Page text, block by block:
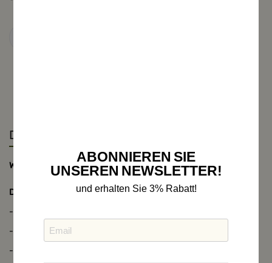
Details
Wildbocklederhose mit Gürtel, rinde
Detail:
- kurze Lederhose
- verstellbarer Hosenbund durch (Zwickl) zur Weitenregulierung
- Messertasche seitlich
ABONNIEREN SIE
UNSEREN NEWSLETTER!
und erhalten Sie 3% Rabatt!